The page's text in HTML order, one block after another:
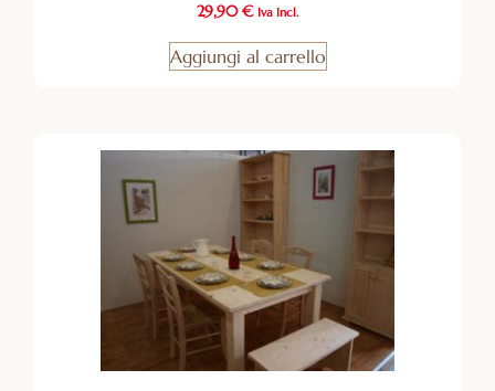
29,90€ Iva Incl.
Aggiungi al carrello